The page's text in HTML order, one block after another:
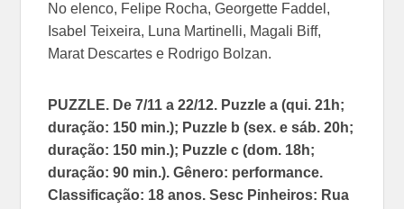
No elenco, Felipe Rocha, Georgette Faddel,
Isabel Teixeira, Luna Martinelli, Magali Biff,
Marat Descartes e Rodrigo Bolzan.
PUZZLE. De 7/11 a 22/12. Puzzle a (qui. 21h;
duração: 150 min.); Puzzle b (sex. e sáb. 20h;
duração: 150 min.); Puzzle c (dom. 18h;
duração: 90 min.). Gênero: performance.
Classificação: 18 anos. Sesc Pinheiros: Rua